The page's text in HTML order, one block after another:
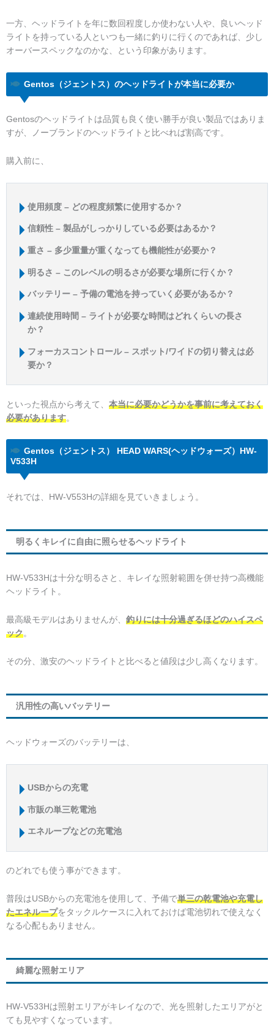
一方、ヘッドライトを年に数回程度しか使わない人や、良いヘッド
ライトを持っている人といつも一緒に釣りに行くのであれば、少し
オーバースペックなのかな、という印象があります。
Gentos（ジェントス）のヘッドライトが本当に必要か
Gentosのヘッドライトは品質も良く使い勝手が良い製品ではありま
すが、ノーブランドのヘッドライトと比べれば割高です。
購入前に、
使用頻度 – どの程度頻繁に使用するか？
信頼性 – 製品がしっかりしている必要はあるか？
重さ – 多少重量が重くなっても機能性が必要か？
明るさ – このレベルの明るさが必要な場所に行くか？
バッテリー – 予備の電池を持っていく必要があるか？
連続使用時間 – ライトが必要な時間はどれくらいの長さ
か？
フォーカスコントロール – スポット/ワイドの切り替えは必
要か？
といった視点から考えて、 本当に必要かどうかを事前に考えておく
必要があります。
Gentos（ジェントス） HEAD WARS(ヘッドウォーズ）HW-
V533H
それでは、HW-V553Hの詳細を見ていきましょう。
明るくキレイに自由に照らせるヘッドライト
HW-V533Hは十分な明るさと、キレイな照射範囲を併せ持つ高機能
ヘッドライト。
最高級モデルはありませんが、 釣りには十分過ぎるほどのハイスペ
ック。
その分、激安のヘッドライトと比べると値段は少し高くなります。
汎用性の高いバッテリー
ヘッドウォーズのバッテリーは、
USBからの充電
市販の単三乾電池
エネループなどの充電池
のどれでも使う事ができます。
普段はUSBからの充電池を使用して、予備で単三の乾電池や充電し
たエネループをタックルケースに入れておけば電池切れで使えなく
なる心配もありません。
綺麗な照射エリア
HW-V533Hは照射エリアがキレイなので、光を照射したエリアがと
ても見やすくなっています。